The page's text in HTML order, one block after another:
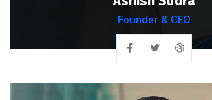
Founder & CEO